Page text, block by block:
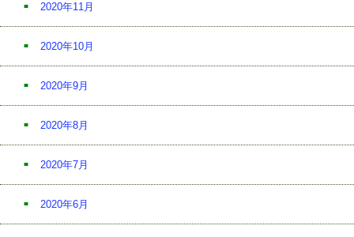
2020年11月
2020年10月
2020年9月
2020年8月
2020年7月
2020年6月